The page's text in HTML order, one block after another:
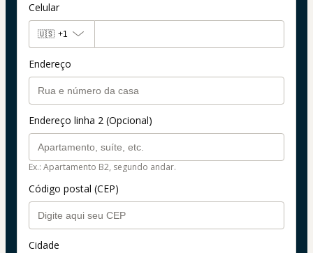
Celular
🇺🇸 +1
Endereço
Endereço linha 2 (Opcional)
Ex.: Apartamento B2, segundo andar.
Código postal (CEP)
Cidade